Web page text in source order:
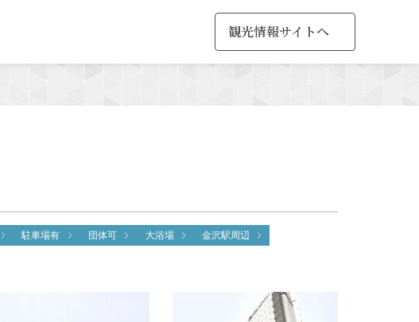
観光情報サイトへ
駐車場有 団体可 大浴場
金沢駅周辺